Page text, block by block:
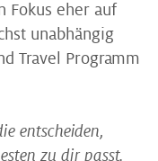
Fokus eher auf
unabhängig
Travel Programm
entscheiden,
zu dir passt.